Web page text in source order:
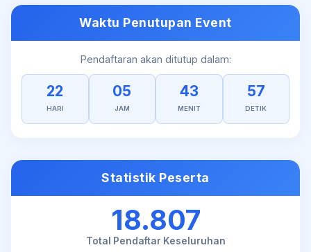
Waktu Penutupan Event
Pendaftaran akan ditutup dalam:
22
HARI
05
JAM
43
MENIT
57
DETIK
Statistik Peserta
18.807
Total Pendaftar Keseluruhan